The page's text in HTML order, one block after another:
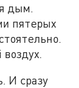
дым.
пятерых
И сразу